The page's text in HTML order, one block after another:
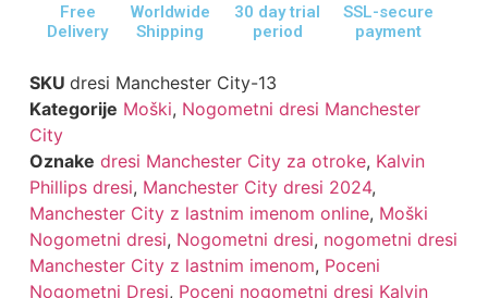
Free
Delivery
Worldwide
Shipping
30 day trial
period
SSL-secure
payment
SKU dresi Manchester City-13
Kategorije Moški, Nogometni dresi Manchester
City
Oznake dresi Manchester City za otroke, Kalvin
Phillips dresi, Manchester City dresi 2024,
Manchester City z lastnim imenom online, Moški
Nogometni dresi, Nogometni dresi, nogometni dresi
Manchester City z lastnim imenom, Poceni
Nogometni Dresi, Poceni nogometni dresi Kalvin